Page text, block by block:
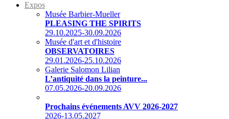
Expos
Musée Barbier-Mueller
PLEASING THE SPIRITS
29.10.2025-30.09.2026
Musée d'art et d'histoire
OBSERVATOIRES
29.01.2026-25.10.2026
Galerie Salomon Lilian
L’antiquité dans la peinture...
07.05.2026-20.09.2026
Prochains événements AVV 2026-2027
2026-13.05.2027